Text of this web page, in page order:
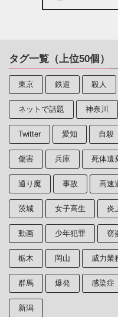
タグ一覧（上位50個）
東京 鉄道 殺人
ネットで話題 神奈川
Twitter 愛知 自殺
傷害 兵庫 死体遺
通り魔 事故 高速
茨城 女子高生 炎
動画 少年犯罪 窃
栃木 岡山 威力業
群馬 爆発 感染症
新潟